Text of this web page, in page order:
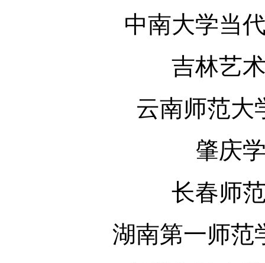
中南大学当
吉林艺
云南师范大
肇庆
长春师
湖南第一师范